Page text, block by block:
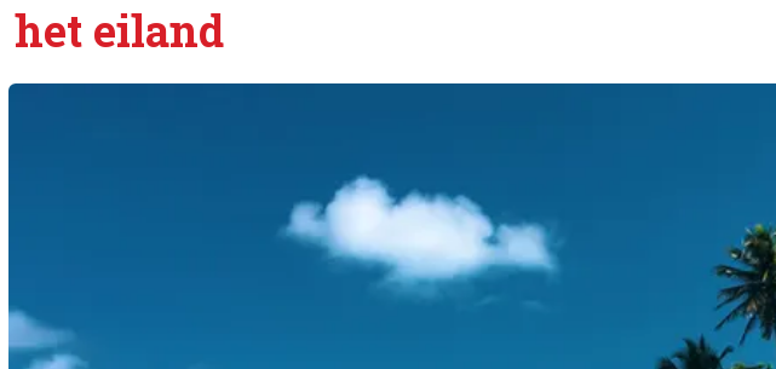
het eiland